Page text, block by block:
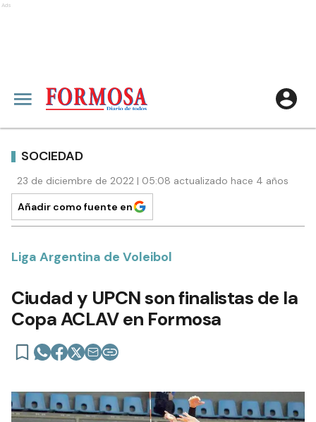
Ads
SOCIEDAD
23 de diciembre de 2022 | 05:08 actualizado hace 4 años
Añadir como fuente en
Liga Argentina de Voleibol
Ciudad y UPCN son finalistas de la
Copa ACLAV en Formosa